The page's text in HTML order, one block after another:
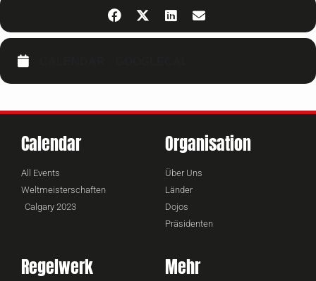
Calendar
All Events
Weltmeisterschaften
Calgary 2023
Organisation
Über Uns
Länder
Dojos
Präsidenten
Regelwerk Mehr